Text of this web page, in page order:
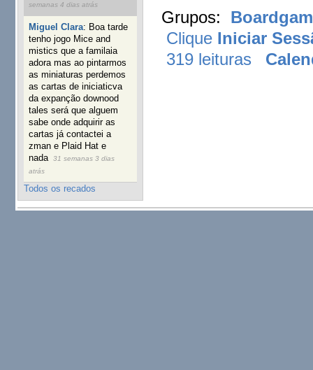
semanas 4 dias atrás
Miguel Clara: Boa tarde
tenho jogo Mice and
mistics que a familaia
adora mas ao pintarmos
as miniaturas perdemos
as cartas de iniciaticva
da expanção downood
tales será que alguem
sabe onde adquirir as
cartas já contactei a
zman e Plaid Hat e
nada
31 semanas 3 dias
atrás
Todos os recados
Grupos:
Clique Iniciar
319 leituras